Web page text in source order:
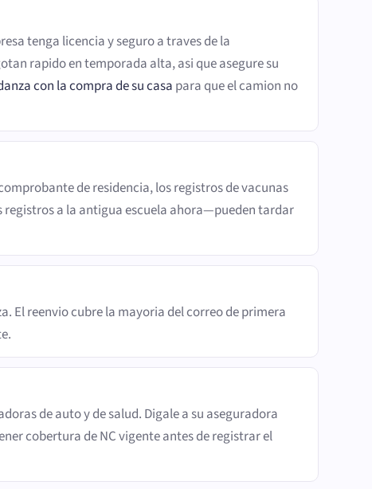
tenga licencia y seguro a traves de la
rapido en temporada alta, asi que asegure su
con la compra de su casa para que el camion no
de residencia, los registros de vacunas
registros a la antigua escuela ahora—pueden tardar
El reenvio cubre la mayoria del correo de primera
de auto y de salud. Digale a su aseguradora
cobertura de NC vigente antes de registrar el